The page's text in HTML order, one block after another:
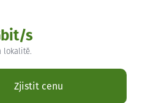
s
lokalitě.
Zjistit cenu